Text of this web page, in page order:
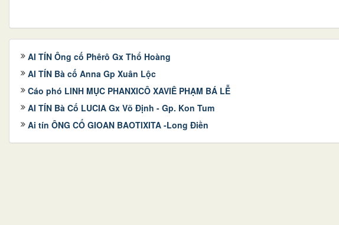
AI TÍN Ông cố Phêrô Gx Thổ Hoàng
AI TÍN Bà cố Anna Gp Xuân Lộc
Cáo phó LINH MỤC PHANXICÔ XAVIÊ PHẠM BÁ LỄ
AI TÍN Bà Cố LUCIA Gx Võ Định - Gp. Kon Tum
Ai tín ÔNG CỐ GIOAN BAOTIXITA -Long Điền